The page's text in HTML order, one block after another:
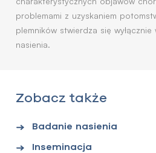
problemami z uzyskaniem
plemników stwierdza się
nasienia.
Zobacz także
Badanie nasienia
Inseminacja